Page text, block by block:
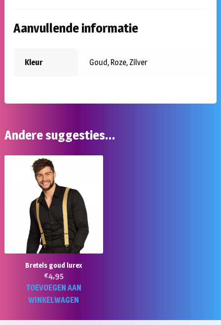
Aanvullende informatie
Kleur Goud, Roze, Zilver
Andere suggesties…
Bretels goud lurex
€4,95
TOEVOEGEN AAN
WINKELWAGEN